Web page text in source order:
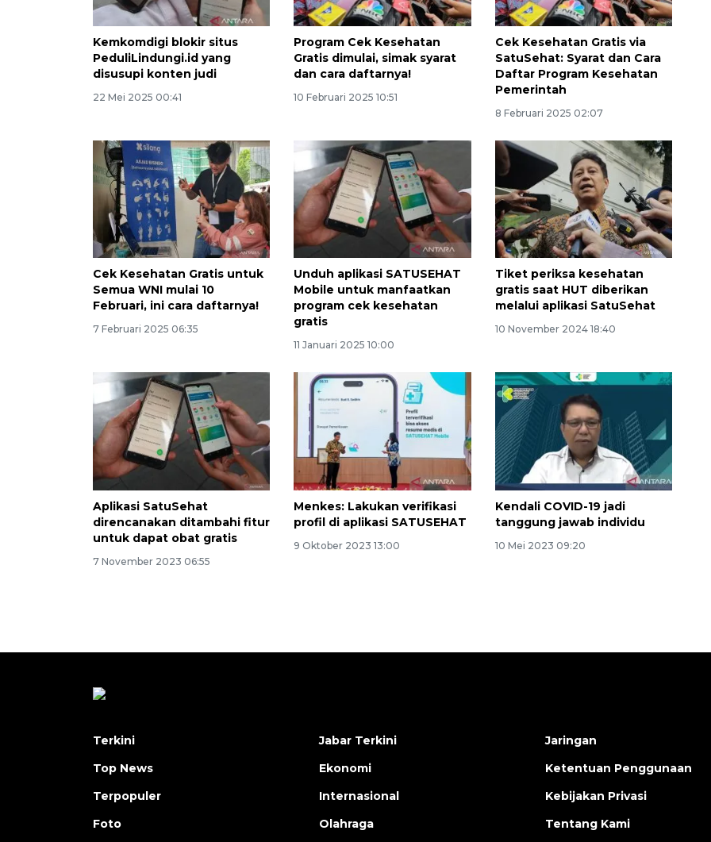
Kemkomdigi blokir situs
PeduliLindungi.id yang
disusupi konten judi
22 Mei 2025 00:41
Program Cek Kesehatan
Gratis dimulai, simak syarat
dan cara daftarnya!
10 Februari 2025 10:51
Cek Kesehatan Gratis via
SatuSehat: Syarat dan Cara
Daftar Program Kesehatan
Pemerintah
8 Februari 2025 02:07
Cek Kesehatan Gratis untuk
Semua WNI mulai 10
Februari, ini cara daftarnya!
7 Februari 2025 06:35
Unduh aplikasi SATUSEHAT
Mobile untuk manfaatkan
program cek kesehatan
gratis
11 Januari 2025 10:00
Tiket periksa kesehatan
gratis saat HUT diberikan
melalui aplikasi SatuSehat
10 November 2024 18:40
Aplikasi SatuSehat
direncanakan ditambahi fitur
untuk dapat obat gratis
7 November 2023 06:55
Menkes: Lakukan verifikasi
profil di aplikasi SATUSEHAT
9 Oktober 2023 13:00
Kendali COVID-19 jadi
tanggung jawab individu
10 Mei 2023 09:20
SPHP jaga harga beras
2026-08-08 06:00:00
Terkini
Top News
Terpopuler
Foto
Jabar Terkini
Ekonomi
Internasional
Olahraga
Jaringan
Ketentuan Penggunaan
Kebijakan Privasi
Tentang Kami